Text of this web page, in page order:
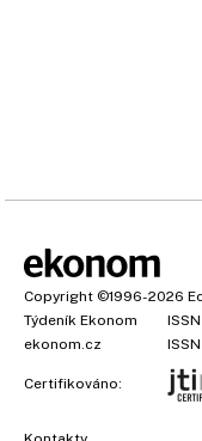
Copyright ©1996-2026
Týdeník Ekonom
ekonom.cz
Certifikováno: